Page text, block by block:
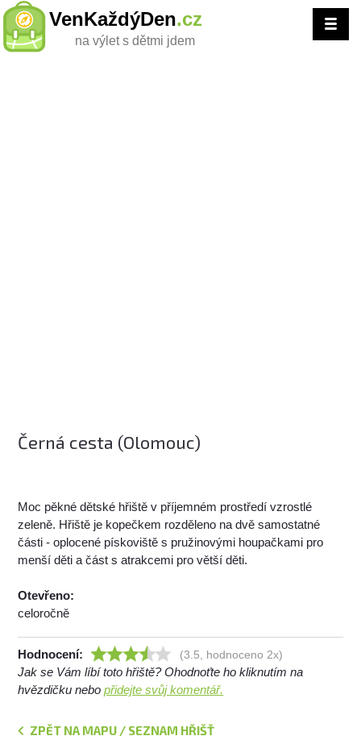
VenKaždýDen.cz
na výlet s dětmi jdem
Černá cesta (Olomouc)
Moc pěkné dětské hřiště v příjemném prostředí vzrostlé
zeleně. Hřiště je kopečkem rozděleno na dvě samostatné
části - oplocené pískoviště s pružinovými houpačkami pro
menší děti a část s atrakcemi pro větší děti.
Otevřeno:
celoročně
Hodnocení: (3.5, hodnoceno 2x)
Jak se Vám líbí toto hřiště? Ohodnoťte ho kliknutím na
hvězdičku nebopřidejte svůj komentář.
ZPĚT NA MAPU / SEZNAM HŘIŠŤ